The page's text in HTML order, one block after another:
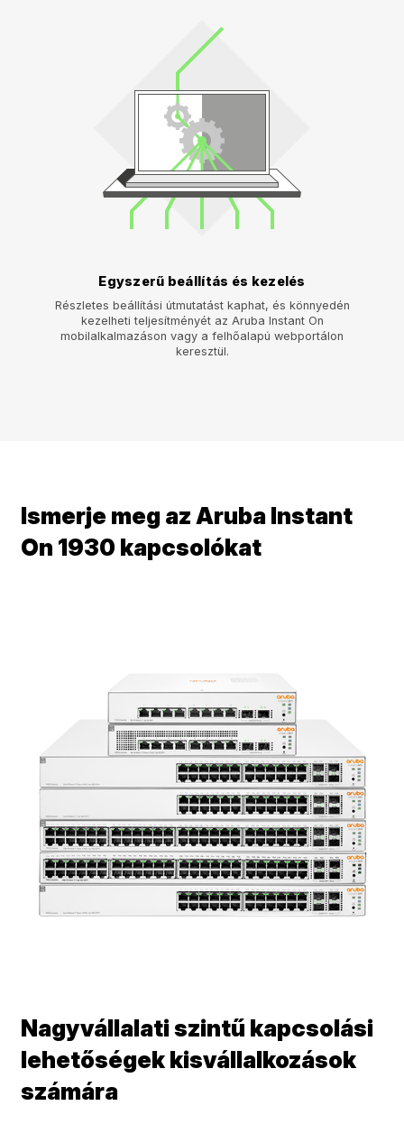
Egyszerű beállítás és kezelés
Részletes beállítási útmutatást kaphat, és könnyedén
kezelheti teljesítményét az Aruba Instant On
mobilalkalmazáson vagy a felhőalapú webportálon
keresztül.
Ismerje meg az Aruba Instant
On 1930 kapcsolókat
Nagyvállalati szintű kapcsolási
lehetőségek kisvállalkozások
számára